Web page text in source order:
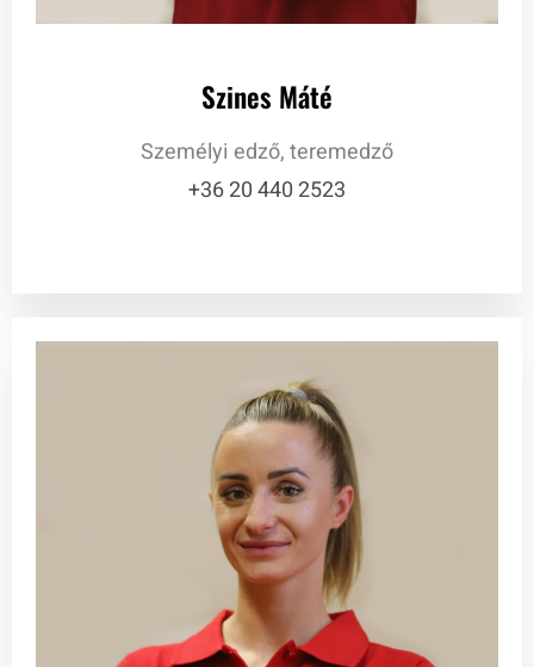
Szines Máté
Személyi edző, teremedző
+36 20 440 2523